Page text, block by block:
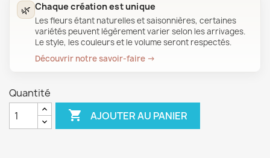
🌿 Chaque création est unique
Les fleurs étant naturelles et saisonnières, certaines
variétés peuvent légèrement varier selon les arrivages.
Le style, les couleurs et le volume seront respectés.
Découvrir notre savoir-faire →
Quantité
 AJOUTER AU PANIER